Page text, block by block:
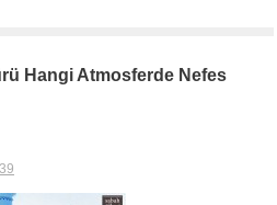
Hangi Atmosferde Nefes